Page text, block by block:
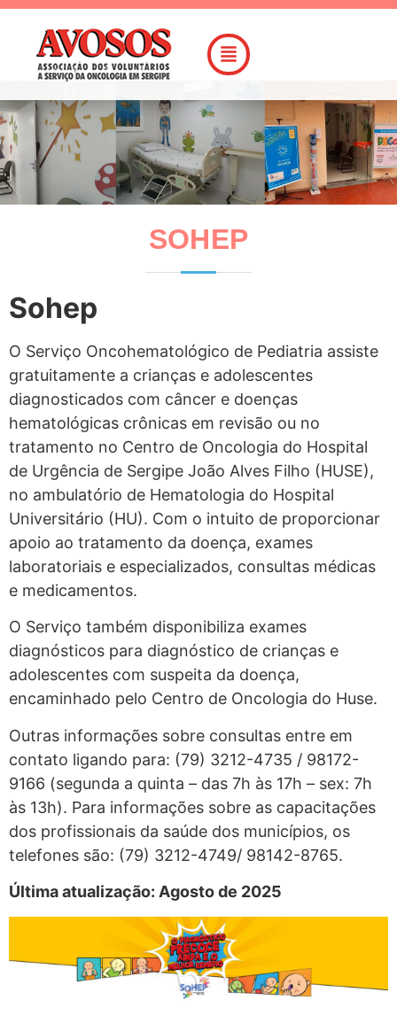
SOHEP
Sohep
O Serviço Oncohematológico de Pediatria assiste
gratuitamente a crianças e adolescentes
diagnosticados com câncer e doenças
hematológicas crônicas em revisão ou no
tratamento no Centro de Oncologia do Hospital
de Urgência de Sergipe João Alves Filho (HUSE),
no ambulatório de Hematologia do Hospital
Universitário (HU). Com o intuito de proporcionar
apoio ao tratamento da doença, exames
laboratoriais e especializados, consultas médicas
e medicamentos.
O Serviço também disponibiliza exames
diagnósticos para diagnóstico de crianças e
adolescentes com suspeita da doença,
encaminhado pelo Centro de Oncologia do Huse.
Outras informações sobre consultas entre em
contato ligando para: (79) 3212-4735 / 98172-
9166 (segunda a quinta – das 7h às 17h – sex: 7h
às 13h). Para informações sobre as capacitações
dos profissionais da saúde dos municípios, os
telefones são: (79) 3212-4749/ 98142-8765.
Última atualização: Agosto de 2025